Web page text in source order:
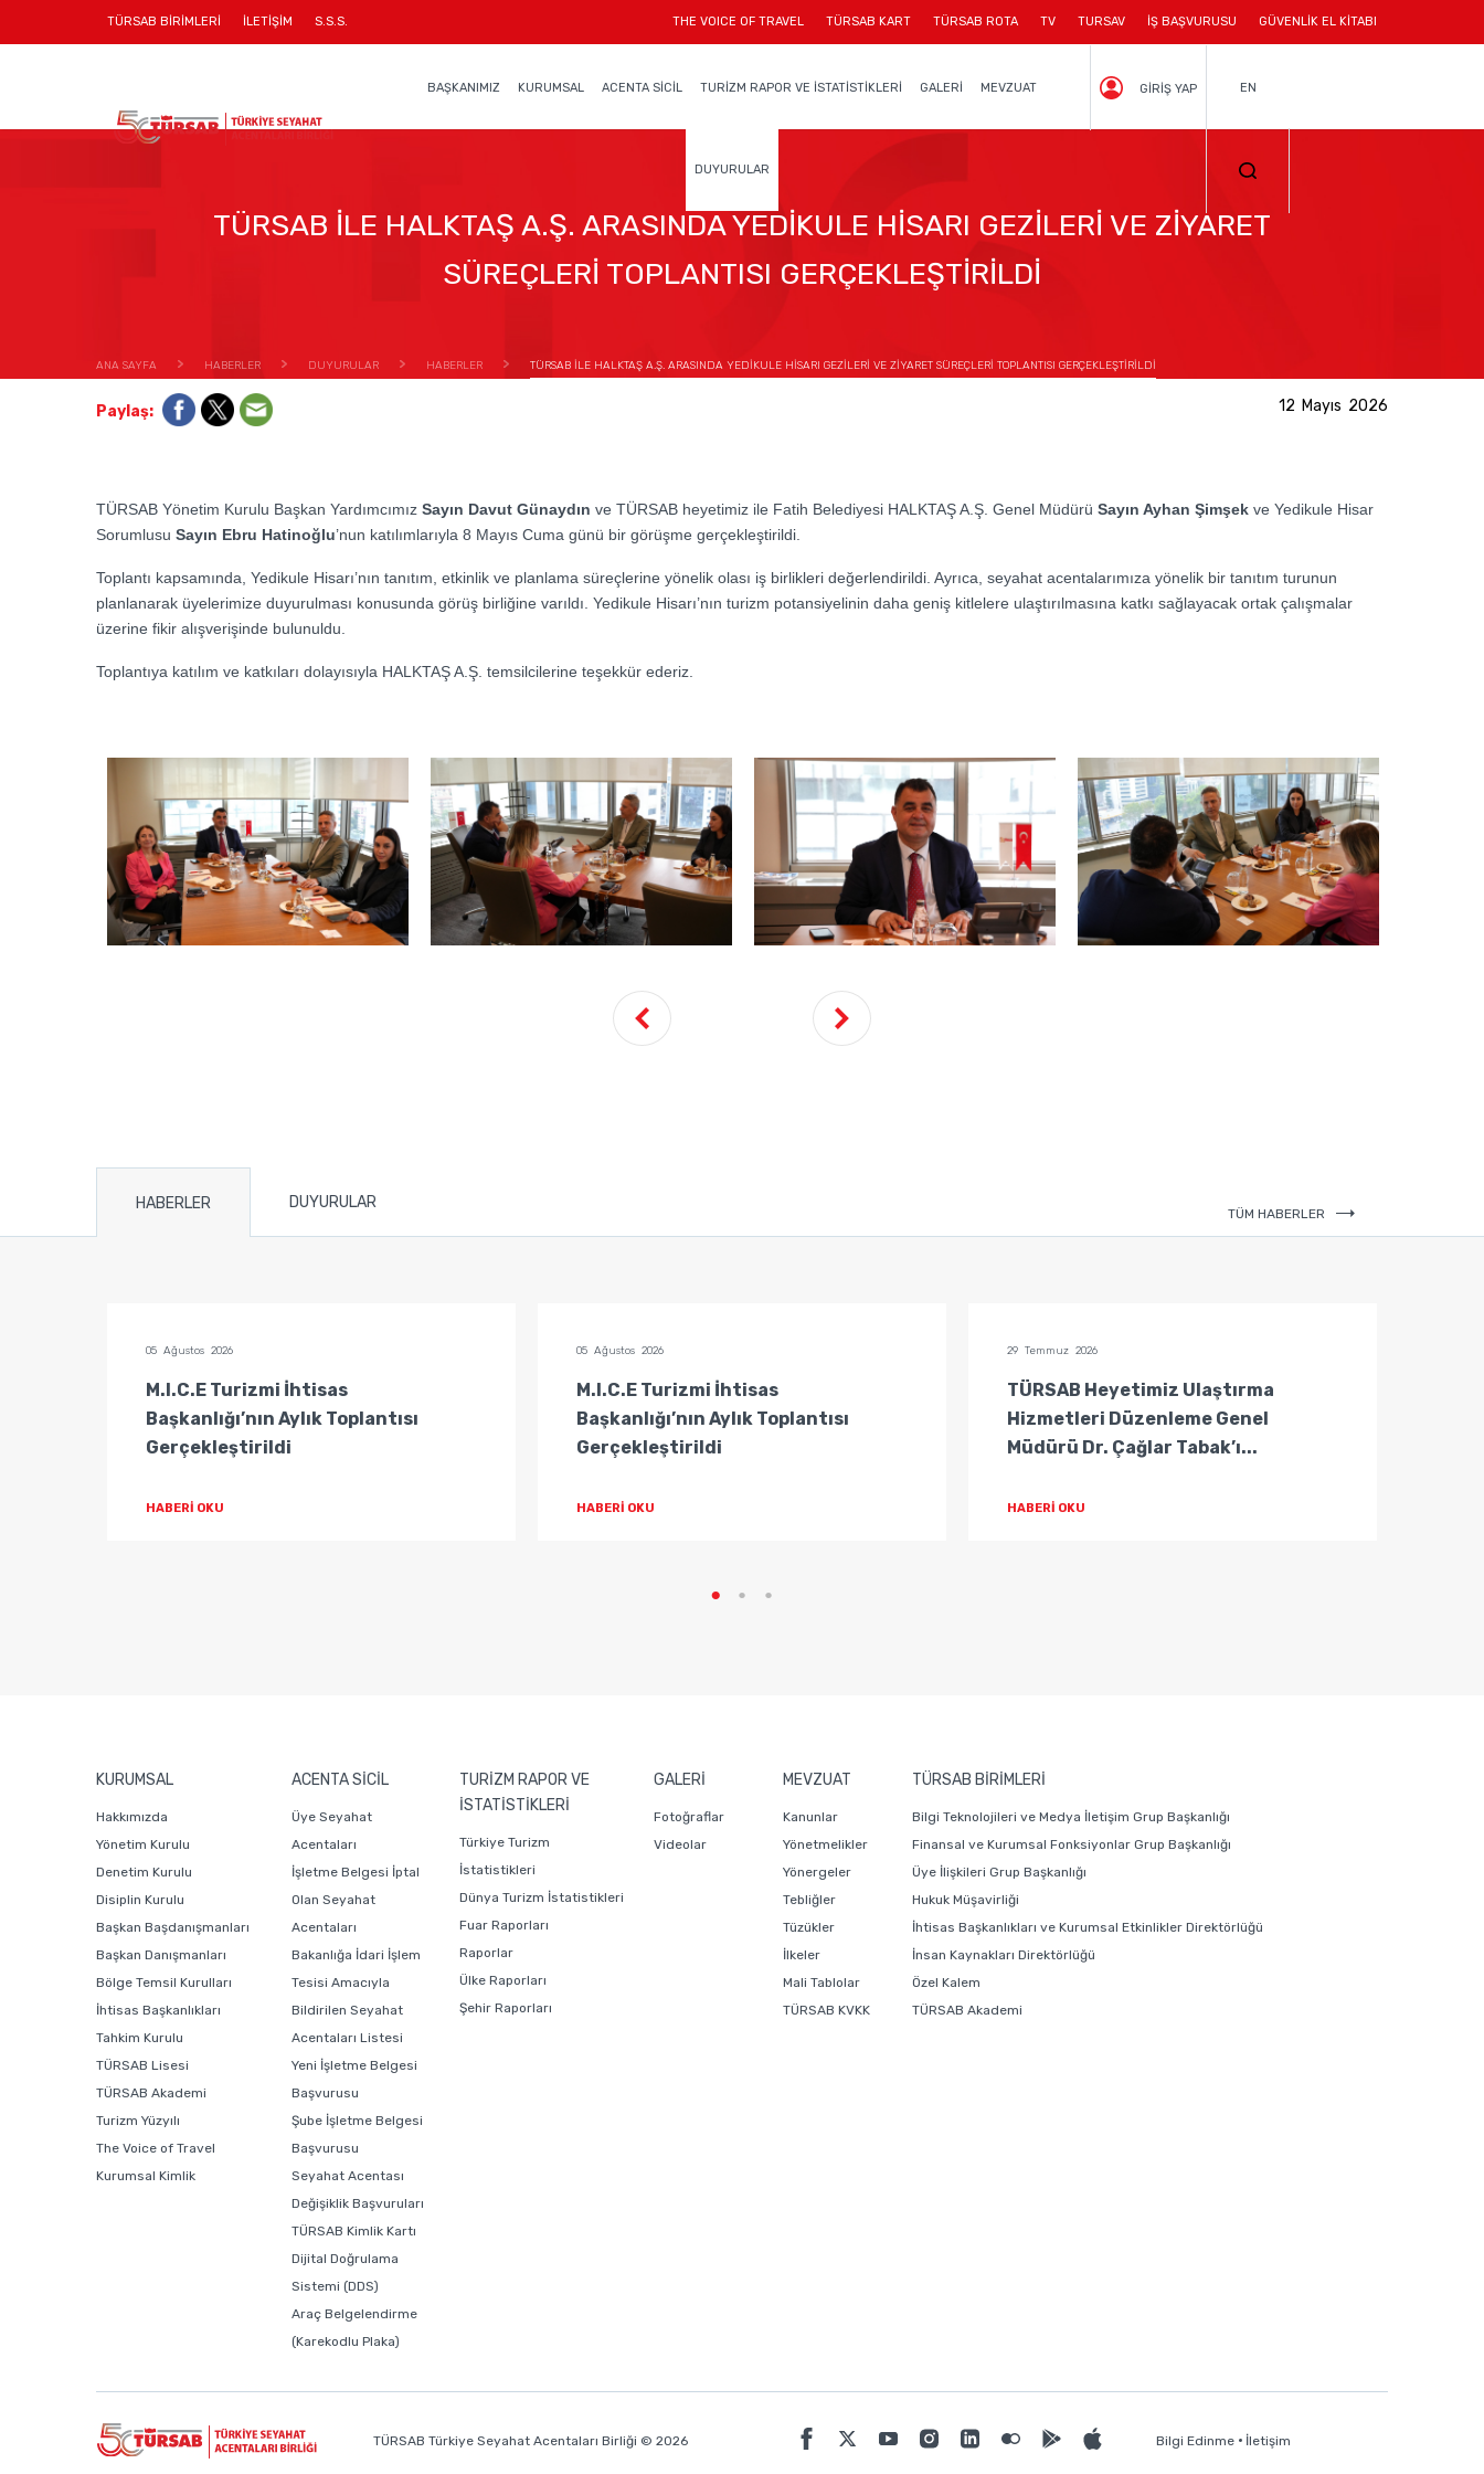
TÜRSAB BİRİMLERİ İLETİŞİM S.S.S. THE VOICE OF TRAVEL TÜRSAB KART TÜRSAB ROTA TV TURSAV İŞ BAŞVURUSU GÜVENLİK EL KİTABI
BAŞKANIMIZ KURUMSAL ACENTA SİCİL TURİZM RAPOR VE İSTATİSTİKLERİ GALERİ MEVZUAT
DUYURULAR
GİRİŞ YAP EN
TÜRSAB İLE HALKTAŞ A.Ş. ARASINDA YEDİKULE HİSARI GEZİLERİ VE ZİYARET
SÜREÇLERİ TOPLANTISI GERÇEKLEŞTİRİLDİ
ANA SAYFA HABERLER DUYURULAR HABERLER TÜRSAB İLE HALKTAŞ A.Ş. ARASINDA YEDİKULE HİSARI GEZİLERİ VE ZİYARET SÜREÇLERİ TOPLANTISI GERÇEKLEŞTİRİLDİ
12 Mayıs 2026
Paylaş:
TÜRSAB Yönetim Kurulu Başkan Yardımcımız Sayın Davut Günaydın ve TÜRSAB heyetimiz ile Fatih Belediyesi HALKTAŞ A.Ş. Genel Müdürü Sayın Ayhan Şimşek ve Yedikule Hisar
Sorumlusu Sayın Ebru Hatinoğlu’nun katılımlarıyla 8 Mayıs Cuma günü bir görüşme gerçekleştirildi.
Toplantı kapsamında, Yedikule Hisarı’nın tanıtım, etkinlik ve planlama süreçlerine yönelik olası iş birlikleri değerlendirildi. Ayrıca, seyahat acentalarımıza yönelik bir tanıtım turunun
planlanarak üyelerimize duyurulması konusunda görüş birliğine varıldı. Yedikule Hisarı’nın turizm potansiyelinin daha geniş kitlelere ulaştırılmasına katkı sağlayacak ortak çalışmalar
üzerine fikir alışverişinde bulunuldu.
Toplantıya katılım ve katkıları dolayısıyla HALKTAŞ A.Ş. temsilcilerine teşekkür ederiz.
HABERLER DUYURULAR
TÜM HABERLER
05 Ağustos 2026
M.I.C.E Turizmi İhtisas
Başkanlığı’nın Aylık Toplantısı
Gerçekleştirildi
HABERİ OKU
05 Ağustos 2026
M.I.C.E Turizmi İhtisas
Başkanlığı’nın Aylık Toplantısı
Gerçekleştirildi
HABERİ OKU
29 Temmuz 2026
TÜRSAB Heyetimiz Ulaştırma
Hizmetleri Düzenleme Genel
Müdürü Dr. Çağlar Tabak’ı...
HABERİ OKU
KURUMSAL
Hakkımızda
Yönetim Kurulu
Denetim Kurulu
Disiplin Kurulu
Başkan Başdanışmanları
Başkan Danışmanları
Bölge Temsil Kurulları
İhtisas Başkanlıkları
Tahkim Kurulu
TÜRSAB Lisesi
TÜRSAB Akademi
Turizm Yüzyılı
The Voice of Travel
Kurumsal Kimlik
ACENTA SİCİL
Üye Seyahat
Acentaları
İşletme Belgesi İptal
Olan Seyahat
Acentaları
Bakanlığa İdari İşlem
Tesisi Amacıyla
Bildirilen Seyahat
Acentaları Listesi
Yeni İşletme Belgesi
Başvurusu
Şube İşletme Belgesi
Başvurusu
Seyahat Acentası
Değişiklik Başvuruları
TÜRSAB Kimlik Kartı
Dijital Doğrulama
Sistemi (DDS)
Araç Belgelendirme
(Karekodlu Plaka)
TURİZM RAPOR VE
İSTATİSTİKLERİ
Türkiye Turizm
İstatistikleri
Dünya Turizm İstatistikleri
Fuar Raporları
Raporlar
Ülke Raporları
Şehir Raporları
GALERİ
Fotoğraflar
Videolar
MEVZUAT
Kanunlar
Yönetmelikler
Yönergeler
Tebliğler
Tüzükler
İlkeler
Mali Tablolar
TÜRSAB KVKK
TÜRSAB BİRİMLERİ
Bilgi Teknolojileri ve Medya İletişim Grup Başkanlığı
Finansal ve Kurumsal Fonksiyonlar Grup Başkanlığı
Üye İlişkileri Grup Başkanlığı
Hukuk Müşavirliği
İhtisas Başkanlıkları ve Kurumsal Etkinlikler Direktörlüğü
İnsan Kaynakları Direktörlüğü
Özel Kalem
TÜRSAB Akademi
TÜRSAB Türkiye Seyahat Acentaları Birliği © 2026 Bilgi Edinme İletişim